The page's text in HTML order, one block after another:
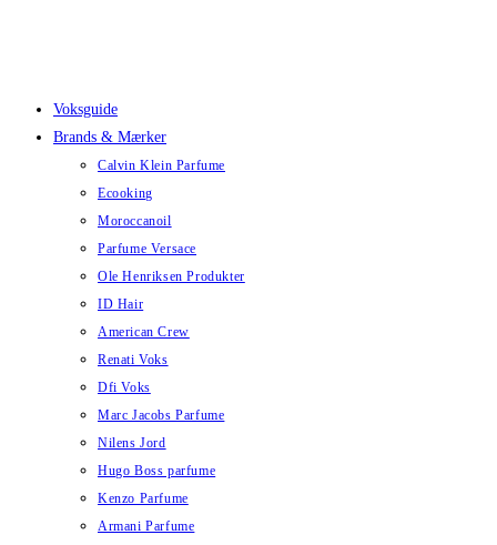
Voksguide
Brands & Mærker
Calvin Klein Parfume
Ecooking
Moroccanoil
Parfume Versace
Ole Henriksen Produkter
ID Hair
American Crew
Renati Voks
Dfi Voks
Marc Jacobs Parfume
Nilens Jord
Hugo Boss parfume
Kenzo Parfume
Armani Parfume